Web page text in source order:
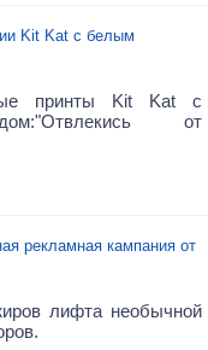
Kit Kat с белым
принты Kit Kat с
от
рекламная кампания от
лифта необычной